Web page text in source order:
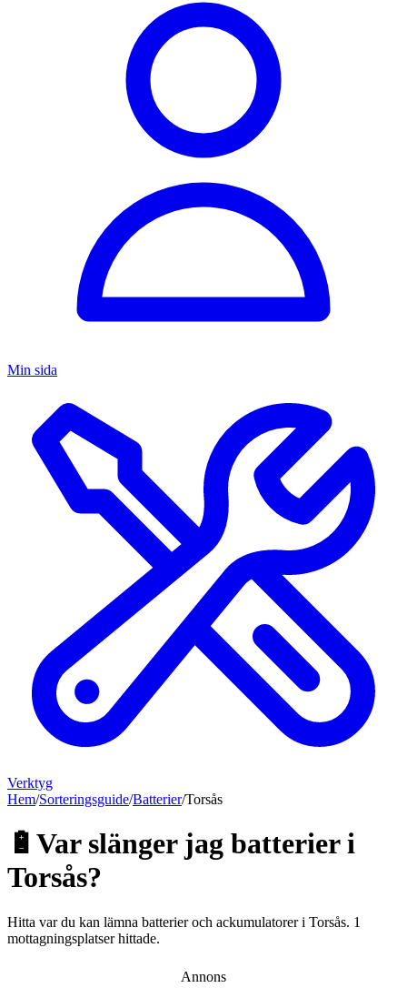
Min sida
Verktyg
Hem/Sorteringsguide/Batterier/Torsås
🔋 Var slänger jag batterieri
Torsås?
Hitta var du kan lämna batterier och ackumulatoreri Torsås. 1
mottagningsplatser hittade.
Annons